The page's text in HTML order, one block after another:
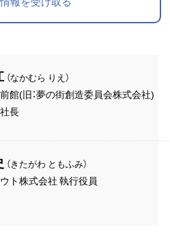
（なかむら りえ）
館(旧：夢の街創造委員会株式会社)
長
（きたがわ ともふみ）
ト株式会社 執行役員